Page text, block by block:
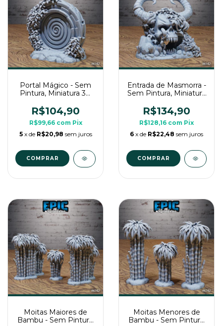
Portal Mágico - Sem
Pintura, Miniatura 3D
Mesa
R$104,90
R$99,66 com Pix
5 x de R$20,98 sem juros
COMPRAR
Entrada de Masmorra -
Sem Pintura, Miniatura
de Mesa
R$134,90
R$128,16 com Pix
6 x de R$22,48 sem juros
COMPRAR
Moitas Maiores de
Bambu - Sem Pintura,
Moitas Menores de
Bambu - Sem Pintura,